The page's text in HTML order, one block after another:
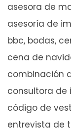
asesora de
asesoría de
bbc bodas
cena de
combinación
consultora de
código de
entrevista de